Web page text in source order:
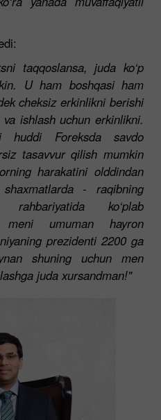
taqqoslansa, juda ko‘p
U ham boshqasi ham
cheksiz erkinlikni berishi
ishlash uchun erkinlikni.
huddi Foreksda savdo
tasavvur qilish mumkin
harakatini olddindan
- raqibning
rahbariyatida ko‘plab
meni umuman hayron
prezidenti 2200 ga
shuning uchun men
juda xursandman!"